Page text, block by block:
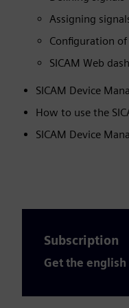
Assigning
Configuration of
SICAM Web
SICAM Device
How to use the
SICAM Device
Subscription
Get the